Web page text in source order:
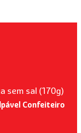
sem sal (170g)
Confeiteiro